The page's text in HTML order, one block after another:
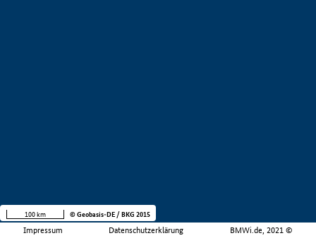
Impressum Datenschutzerklärung BMWi.de, 2021 ©
100 km © Geobasis-DE / BKG 2015